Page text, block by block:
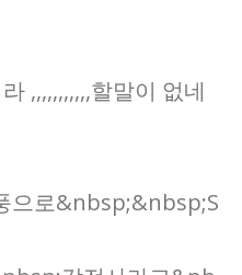
,,,,,,,,,,,할말이 없네
으로&nbsp;&nbsp;S